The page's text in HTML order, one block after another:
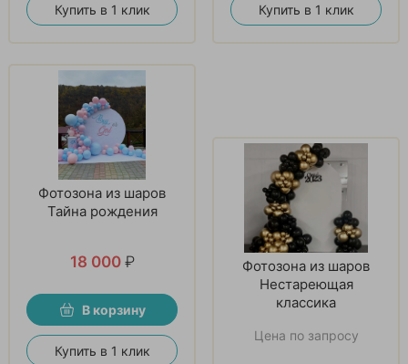
Купить в 1 клик Купить в 1 клик
Фотозона из шаров
Тайна рождения
18 000 ₽
В корзину
Купить в 1 клик
Фотозона из шаров
Нестареющая
классика
Цена по запросу